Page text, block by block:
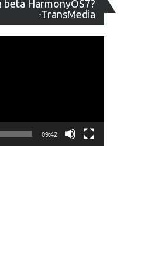
beta HarmonyOS7?
-TransMedia
de
vídeo
09:42